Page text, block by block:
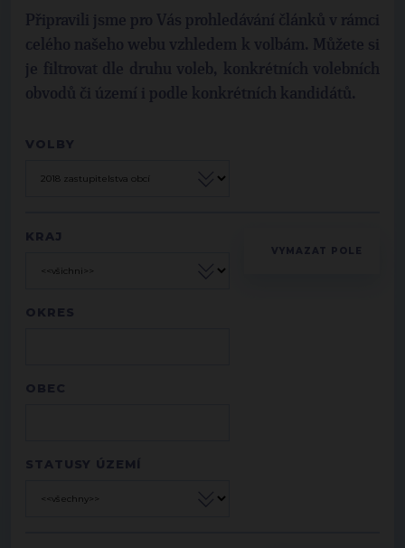
Připravili jsme pro Vás prohledávání článků v rámci
celého našeho webu vzhledem k volbám. Můžete si
je filtrovat dle druhu voleb, konkrétních volebních
obvodů či území i podle konkrétních kandidátů.
VOLBY
KRAJ
OKRES
OBEC
STATUSY ÚZEMÍ